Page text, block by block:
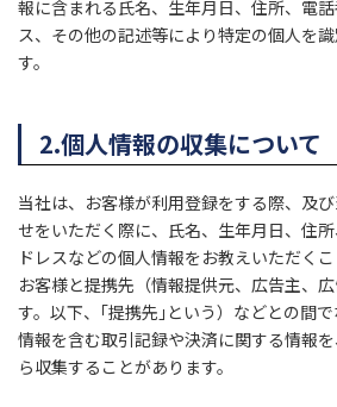
報に含まれる氏名、生年月日、住所、電
ス、その他の記述等により特定の個人を
す。
2.個人情報の収集について
当社は、お客様が利用登録をする際、及
せをいただく際に、氏名、生年月日、住
ドレスなどの個人情報をお教えいただくこ
お客様と提携先（情報提供元、広告主、
す。以下、｢提携先｣という）などとの間
情報を含む取引記録や決済に関する情報
ら収集することがあります。